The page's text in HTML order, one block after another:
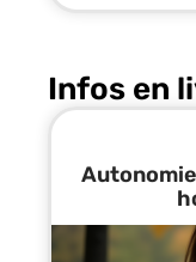
Infos en